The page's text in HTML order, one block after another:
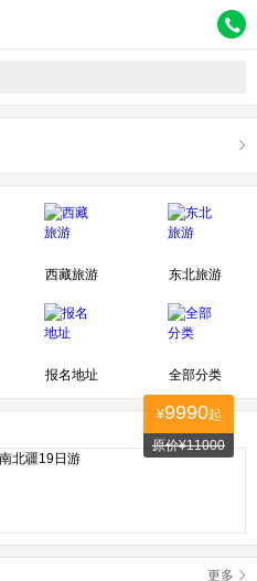
西藏旅游 东北旅游
报名地址 全部分类
¥9990起
原价¥11000
更多